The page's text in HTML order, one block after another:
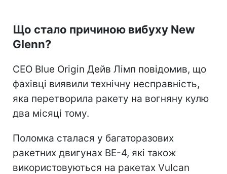
Що стало причиною вибуху New
Glenn?
CEO Blue Origin Дейв Лімп повідомив, що
фахівці виявили технічну несправність,
яка перетворила ракету на вогняну кулю
два місяці тому.
Поломка сталася у багаторазових
ракетних двигунах BE-4, які також
використовуються на ракетах Vulcan